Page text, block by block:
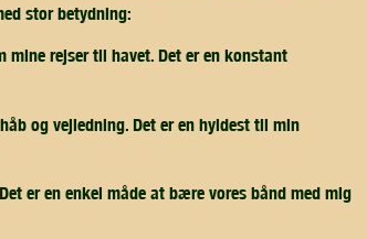
stor betydning:
rejser til havet. Det er en konstant
og vejledning. Det er en hyldest til min
er en enkel måde at bære vores bånd med mig